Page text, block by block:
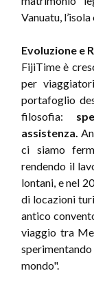
Vanuatu,
Evoluzione e
FijiTime è
per
portafoglio
filosofia:
assistenza.
ci siamo
rendendo il
lontani, e nel
di locazioni
antico
viaggio tra
mondo".